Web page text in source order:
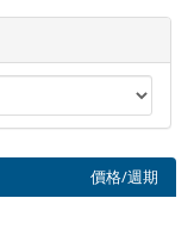
價格/週期